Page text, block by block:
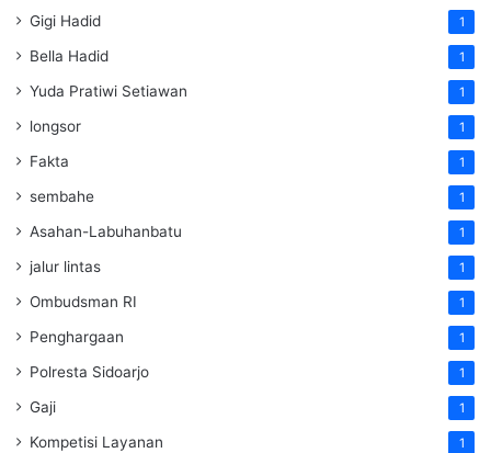
Gigi Hadid 1
Bella Hadid 1
Yuda Pratiwi Setiawan 1
longsor 1
Fakta 1
sembahe 1
Asahan-Labuhanbatu 1
jalur lintas 1
Ombudsman RI 1
Penghargaan 1
Polresta Sidoarjo 1
Gaji 1
Kompetisi Layanan 1